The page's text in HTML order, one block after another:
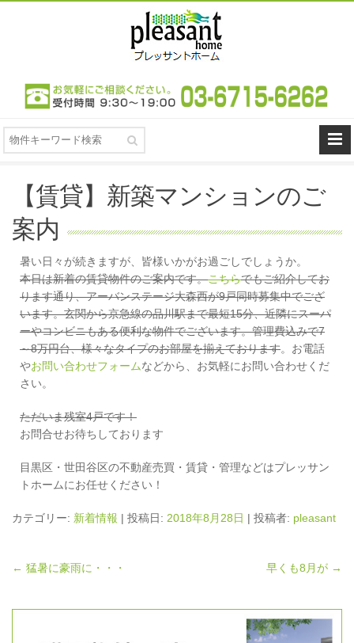
【賃貸】新築マンションのご
案内
暑い日々が続きますが、皆様いかがお過ごしでしょうか。
本日は新着の賃貸物件のご案内です。こちらでもご紹介してお
ります通り、アーバンステージ大森西が9戸同時募集中でござ
います。玄関から京急線の品川駅まで最短15分、近隣にスーパ
ーやコンビニもある便利な物件でございます。管理費込みで7
～8万円台、様々なタイプのお部屋を揃えております。お電話
やお問い合わせフォームなどから、お気軽にお問い合わせくだ
さい。
ただいま残室4戸です！
お問合せお待ちしております
目黒区・世田谷区の不動産売買・賃貸・管理などはプレッサン
トホームにお任せください！
カテゴリー: 新着情報 | 投稿日: 2018年8月28日 | 投稿者: pleasant
← 猛暑に豪雨に・・・ 早くも8月が →